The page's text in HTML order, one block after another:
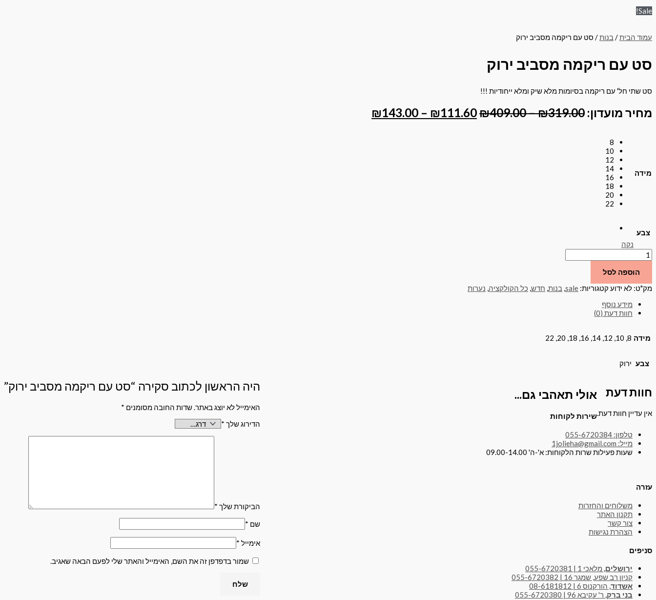
Sale!
עמוד הבית/ בנות/ סט עם ריקמה מסביב ירוק
סט עם ריקמה מסביב ירוק
סט שתי חל' עם ריקמה בסיומות מלא שיק ומלא ייחודיות !!!
מחיר מועדון: ₪319.00
–
₪409.00
₪111.60
–
₪143.00
מידה
8
10
12
14
16
18
20
22
צבע
נקה
הוספה לסל
מק"ט: לא ידוע קטגוריות: sale
, בנות, חדש, כל הקולקציה, נערות
מידע נוסף
חוות דעת (0)
מידה 8, 10, 12, 14, 16, 18, 20, 22
צבע ירוק
חוות דעת
אין עדיין חוות דעת.
היה הראשון לכתוב סקירה “סט עם ריקמה מסביב ירוק”
האימייל לא יוצג באתר.שדות החובה מסומנים *
הדירוג שלך *
הביקורת שלך *
שם *
אימייל *
שמור בדפדפן זה את השם, האימייל והאתר שלי לפעם הבאה שאגיב.
אולי תאהבי גם...
שירות לקוחות
טלפון: 055-6720384
מייל: 1jolieha@gmail.com
שעות פעילות שרות הלקוחות: א'-ה' 09.00-14.00
עזרה
משלוחים והחזרות
תקנון האתר
צור קשר
הצהרת נגישות
סניפים
ירושלים, מלאכי 1 | 055-6720381
קניון רב שפע, שמגר 16 | 055-6720382
אשדוד, הורקנוס 6 | 08-6181812
בני ברק, ר' עקיבא 96 | 055-6720380